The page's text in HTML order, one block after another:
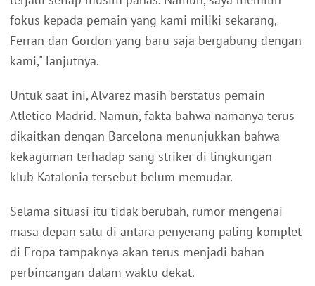
fokus kepada pemain yang kami miliki sekarang,
Ferran dan Gordon yang baru saja bergabung dengan
kami," lanjutnya.
Untuk saat ini, Alvarez masih berstatus pemain
Atletico Madrid. Namun, fakta bahwa namanya terus
dikaitkan dengan Barcelona menunjukkan bahwa
kekaguman terhadap sang striker di lingkungan
klub Katalonia tersebut belum memudar.
Selama situasi itu tidak berubah, rumor mengenai
masa depan satu di antara penyerang paling komplet
di Eropa tampaknya akan terus menjadi bahan
perbincangan dalam waktu dekat.